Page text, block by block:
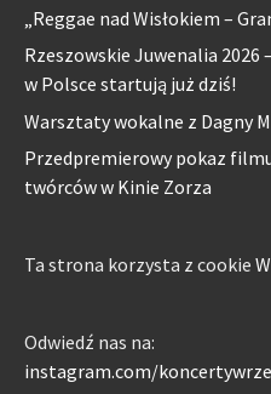
„Reggae nad Wisłokiem –
Rzeszowskie Juwenalia 2026
w Polsce startują już dziś!
Warsztaty wokalne z Dagny
Przedpremierowy pokaz
twórców w Kinie Zorza
Ta strona korzysta z cookie
Odwiedź nas na:
instagram.com/